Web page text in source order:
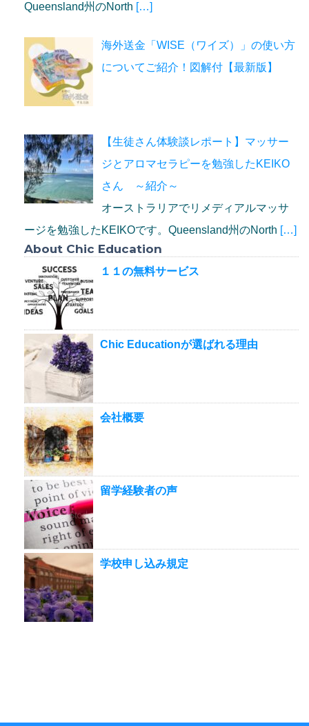
Queensland州のNorth […]
海外送金「WISE（ワイズ）」の使い方
についてご紹介！図解付【最新版】
【生徒さん体験談レポート】マッサー
ジとアロマセラピーを勉強したKEIKO
さん ～紹介～
オーストラリアでリメディアルマッサ
ージを勉強したKEIKOです。Queensland州のNorth […]
About Chic Education
１１の無料サービス
Chic Educationが選ばれる理由
会社概要
留学経験者の声
学校申し込み規定